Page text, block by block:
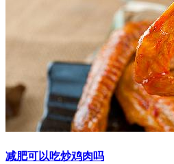
减肥可以吃炒鸡肉吗